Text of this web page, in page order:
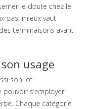
le doute chez le
pas, mieux vaut
terminaisons avant
usage
son lot
s’employer
Chaque catégorie